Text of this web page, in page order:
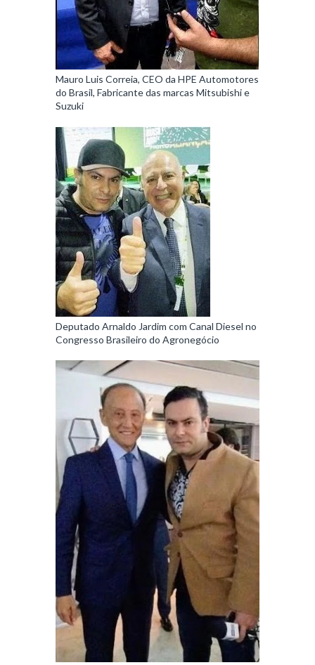
Mauro Luis Correia, CEO da HPE Automotores
do Brasil, Fabricante das marcas Mitsubishi e
Suzuki
Deputado Arnaldo Jardim com Canal Diesel no
Congresso Brasileiro do Agronegócio